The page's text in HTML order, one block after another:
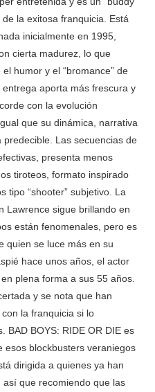
la exitosa franquicia. Está
inicialmente en 1995,
cierta madurez, lo que
humor y el “bromance” de
aporta más frescura y
con la evolución
que su dinámica, narrativa
Las secuencias de
presenta menos
tiroteos, formato inspirado
tipo “shooter” subjetivo. La
Lawrence sigue brillando en
están fenomenales, pero es
quien se luce más en su
hace unos años, el actor
plena forma a sus 55 años.
y se nota que han
la franquicia si lo
BAD BOYS: RIDE OR DIE es
esos blockbusters veraniegos
dirigida a quienes ya han
que recomiendo que las